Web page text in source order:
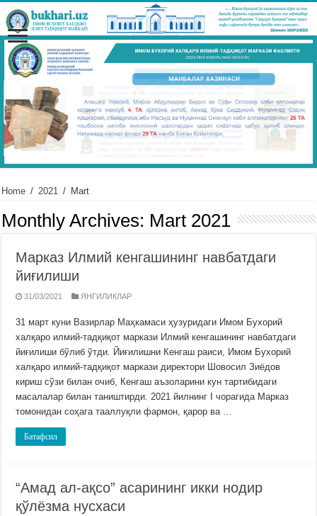
Home / 2021 / Mart
Monthly Archives: Mart 2021
Марказ Илмий кенгашининг навбатдаги
йиғилиши
31/03/2021 ЯНГИЛИКЛАР
31 март куни Вазирлар Маҳкамаси ҳузуридаги Имом Бухорий
халқаро илмий-тадқиқот маркази Илмий кенгашининг навбатдаги
йиғилиши бўлиб ўтди. Йиғилишни Кенгаш раиси, Имом Бухорий
халқаро илмий-тадқиқот маркази директори Шовосил Зиёдов
кириш сўзи билан очиб, Кенгаш аъзоларини кун тартибидаги
масалалар билан таништирди. 2021 йилнинг I чорагида Марказ
томонидан соҳага тааллуқли фармон, қарор ва …
Батафсил
“Амад ал-ақсо” асарининг икки нодир
қўлёзма нусхаси